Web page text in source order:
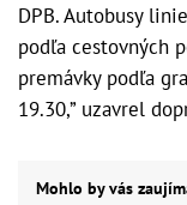
DPB. Autobusy
podľa cestovných
premávky podľa
19.30,” uzavrel
Mohlo by vás